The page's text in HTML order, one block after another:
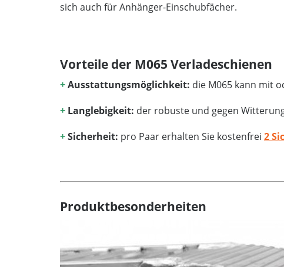
sich auch für Anhänger-Einschubfächer.
Vorteile der M065 Verladeschienen
+Ausstattungsmöglichkeit: die M065 kann mit
+ Langlebigkeit: der robuste und gegen
+Sicherheit: pro Paar erhalten Sie kostenfrei 2
Produktbesonderheiten